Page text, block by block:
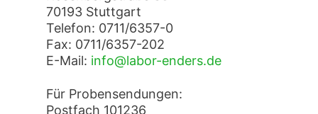
70193 Stuttgart
Telefon: 0711/6357-0
Fax: 0711/6357-202
E-Mail: info@labor-enders.de
Für Probensendungen:
Postfach 101236